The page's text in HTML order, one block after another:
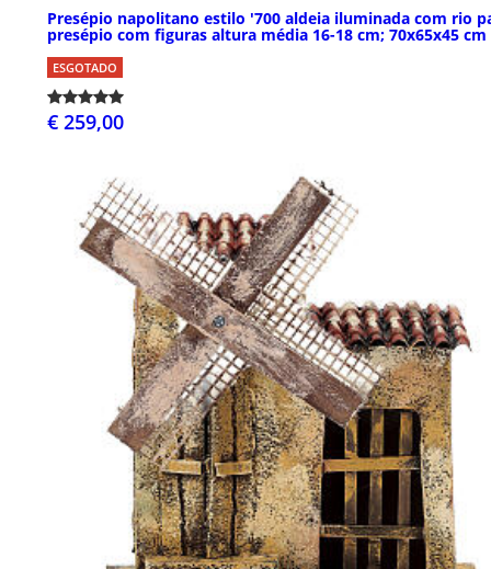
Presépio napolitano estilo '700 aldeia iluminada com rio
presépio com figuras altura média 16-18 cm; 70x65x45 cm
ESGOTADO
€ 259,00